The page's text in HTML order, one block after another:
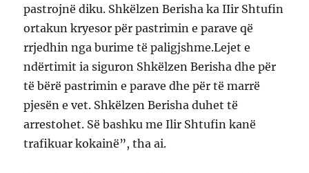
pastrojnë diku. Shkëlzen Berisha ka IIir Shtufin
ortakun kryesor për pastrimin e parave që
rrjedhin nga burime të paligjshme.Lejet e
ndërtimit ia siguron Shkëlzen Berisha dhe për
të bërë pastrimin e parave dhe për të marrë
pjesën e vet. Shkëlzen Berisha duhet të
arrestohet. Së bashku me Ilir Shtufin kanë
trafikuar kokainë”, tha ai.